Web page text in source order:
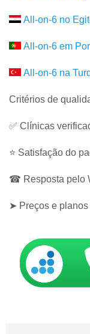
All-on-6 no
All-on-6 em
All-on-6 na
Critérios de
✅ Clínicas
⭐ Satisfação do
☎ Resposta pelo
➤ Preços e